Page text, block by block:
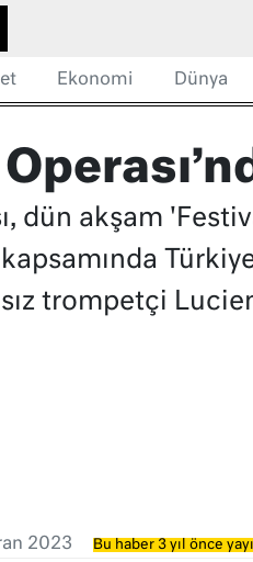
Ekonomi Dünya
dün akşam
trompetçi
2023 Bu haber 3 yıl önce